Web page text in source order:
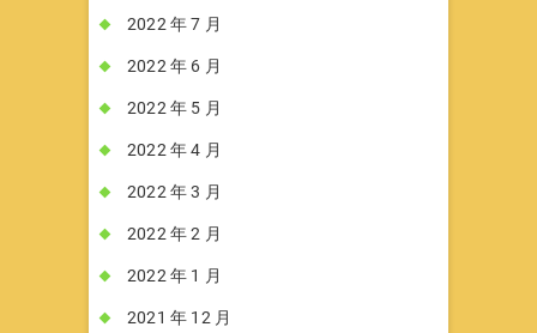
2022 年 7 月
2022 年 6 月
2022 年 5 月
2022 年 4 月
2022 年 3 月
2022 年 2 月
2022 年 1 月
2021 年 12 月